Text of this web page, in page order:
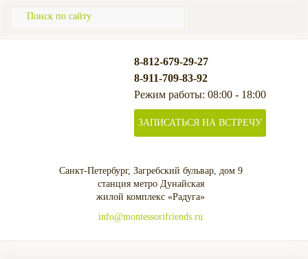
Санкт-Петербург, Загребский бульвар, дом 9
станция метро Дунайская
жилой комплекс «Радуга»
info@montessorifriends.ru
8-812-679-29-27
8-911-709-83-92
Режим работы: 08:00 - 18:00
ЗАПИСАТЬСЯ НА ВСТРЕЧУ